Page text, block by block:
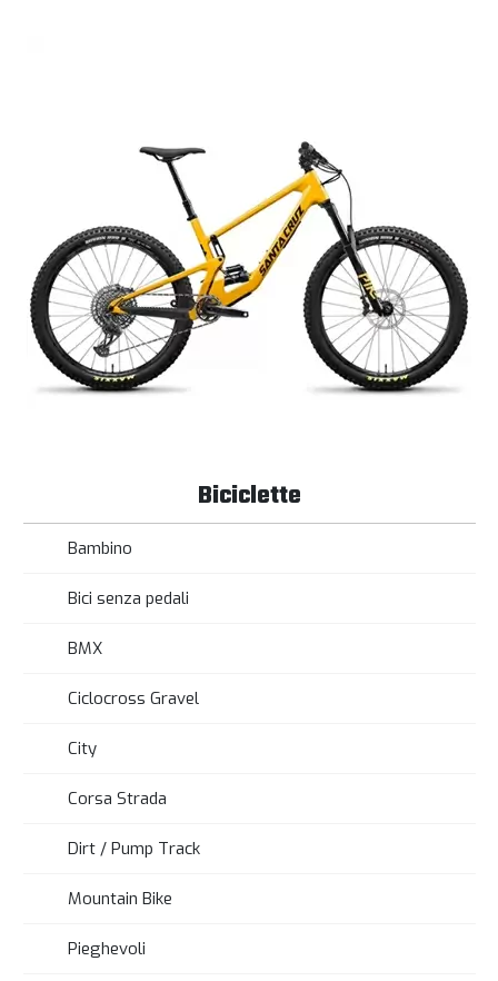
Biciclette
Bambino
Bici senza pedali
BMX
Ciclocross Gravel
City
Corsa Strada
Dirt / Pump Track
Mountain Bike
Pieghevoli